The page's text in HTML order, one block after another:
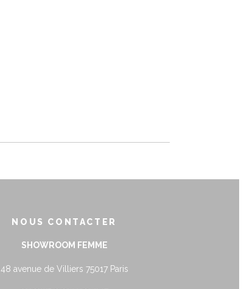
NOUS CONTACTER
SHOWROOM FEMME
48 avenue de Villiers 75017 Paris